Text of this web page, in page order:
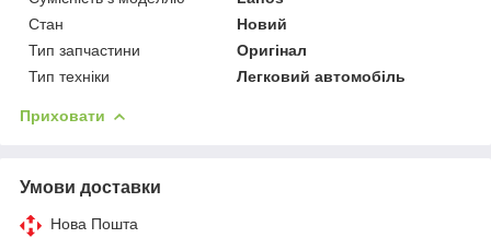
Стан
Новий
Тип запчастини
Оригінал
Тип техніки
Легковий автомобіль
Приховати
Умови доставки
Нова Пошта